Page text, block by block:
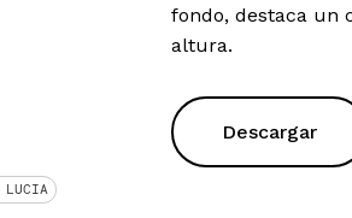
LUCIA
fondo, destaca un
altura.
Descargar